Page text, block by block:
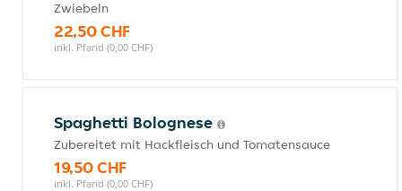
Zwiebeln
22,50 CHF
inkl. Pfand (0,00 CHF)
Spaghetti Bolognese
Zubereitet mit Hackfleisch und Tomatensauce
19,50 CHF
inkl. Pfand (0,00 CHF)